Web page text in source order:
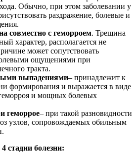
Обычно, при этом заболевании у
раздражение, болевые и
совместно с геморроем. Трещина
характер, располагается не
может сопутствовать
ощущениями при
тракта.
выпадениями– принадлежит к
формирования и выражается в виде
и мощных болевых
геморрое– при такой разновидности
узлов, сопровождаемых обильным
стадии болезни: